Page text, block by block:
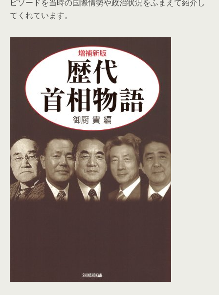
ピソードを当時の国際情勢や政治状況をふまえて紹介し
てくれています。